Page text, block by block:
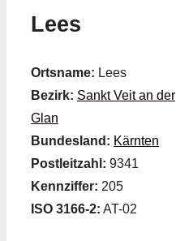
Lees
Ortsname: Lees
Bezirk: Sankt Veit an der
Glan
Bundesland: Kärnten
Postleitzahl: 9341
Kennziffer: 205
ISO 3166-2: AT-02